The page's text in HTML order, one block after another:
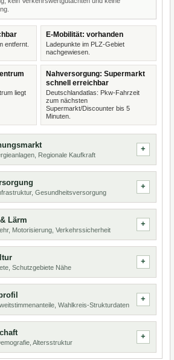
entfernt.
E-Mobilität: vorhanden
Ladepunkte im PLZ-Gebiet
nachgewiesen.
liegt
Nahversorgung: Supermarkt
schnell erreichbar
Deutschlandatlas: Pkw-Fahrzeit
zum nächsten
Supermarkt/Discounter bis 5
Minuten.
Regionale Kaufkraft
Gesundheitsversorgung
Lärm
Motorisierung, Verkehrssicherheit
Schutzgebiete Nähe
Wahlkreis-Strukturdaten
Altersstruktur